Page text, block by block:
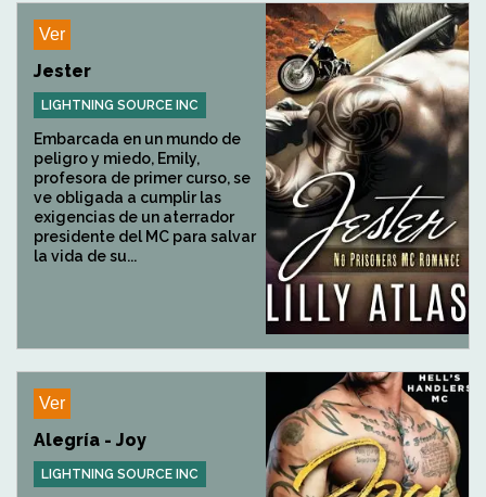
Ver
Jester
LIGHTNING SOURCE INC
Embarcada en un mundo de
peligro y miedo, Emily,
profesora de primer curso, se
ve obligada a cumplir las
exigencias de un aterrador
presidente del MC para salvar
la vida de su...
Ver
Alegría - Joy
LIGHTNING SOURCE INC